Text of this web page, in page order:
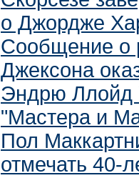
о Джордже
Сообщение о
Джексона
Эндрю Ллойд
"Мастера и
Пол
отмечать 40-